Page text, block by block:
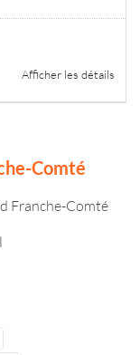
Afficher les détails
Comté
Franche-Comté